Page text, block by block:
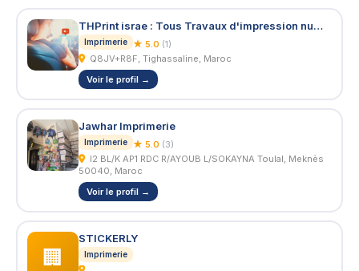
THPrint israe : Tous Travaux d'impression numérique
Imprimerie ★ 5.0 (1)
Q8JV+R8F, Tighassaline, Maroc
Voir le profil →
Jawhar Imprimerie
Imprimerie ★ 5.0 (3)
50040, Maroc
Voir le profil →
🏢
STICKERLY
Imprimerie